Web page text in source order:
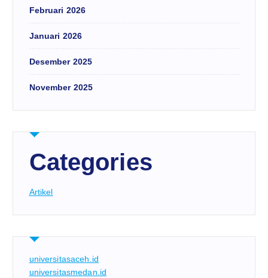
Februari 2026
Januari 2026
Desember 2025
November 2025
Categories
Artikel
universitasaceh.id
universitasmedan.id